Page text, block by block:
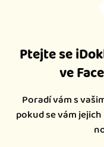
Ptejte se
ve
Poradí vám s
pokud se vám